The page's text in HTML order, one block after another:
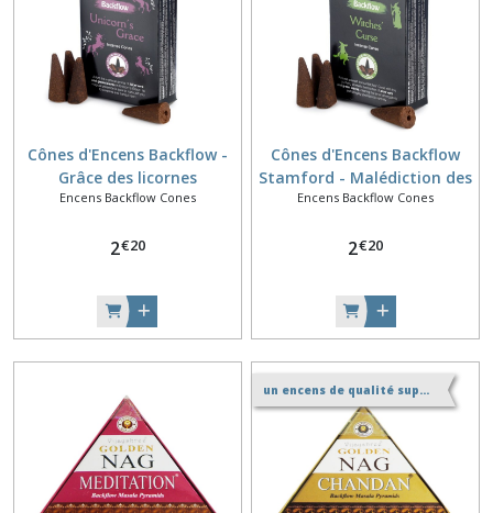
Cônes d'Encens Backflow -
Grâce des licornes
Encens Backflow Cones
2€20
Cônes d'Encens Backflow
Stamford - Malédiction des
Sorcières
Encens Backflow Cones
2€20
un encens de qualité supérieure